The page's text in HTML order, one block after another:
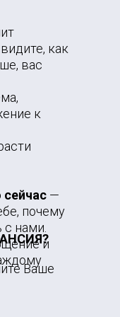
как
вас
к
сейчас —
почему
нами.
и
Ваше